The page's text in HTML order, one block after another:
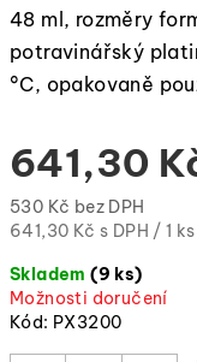
48 ml, rozměry
potravinářský
°C, opakovaně
641,30
530 Kč bez DPH
Měrná
(jednotková
cena)
641,30 Kč s DPH / 1
Skladem(9 ks)
Možnosti doručení
Kód: PX3200